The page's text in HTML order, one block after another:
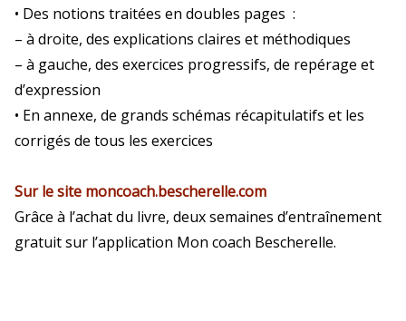
• Des notions traitées en doubles pages :
– à droite, des explications claires et méthodiques
– à gauche, des exercices progressifs, de repérage et
d’expression
• En annexe, de grands schémas récapitulatifs et les
corrigés de tous les exercices
Sur le site moncoach.bescherelle.com
Grâce à l’achat du livre, deux semaines d’entraînement
gratuit sur l’application Mon coach Bescherelle.